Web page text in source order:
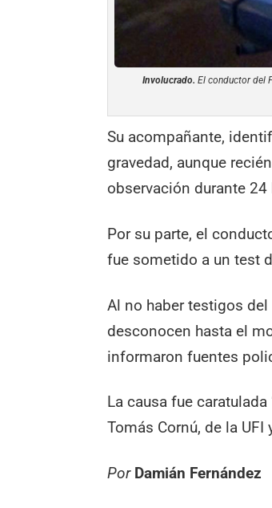
Involucrado. El conductor del
Su acompañante,
gravedad, aunque
observación durante 24
Por su parte, el
fue sometido a un test
Al no haber testigos
desconocen hasta el
informaron fuentes
La causa fue
Tomás Cornú, de la
Por Damián Fernández